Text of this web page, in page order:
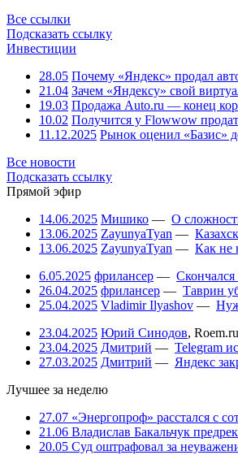
Все ссылки
Подсказать ссылку
Инвестиции
28.05 Почему «Яндекс» продал
21.04 Зачем «Яндексу» свой
19.03 Продажа Auto.ru — конец
10.02 Получится у Flowwow
11.12.2025 Рынок оценил «Базис»
Все новости
Подсказать ссылку
Прямой эфир
14.06.2025 Мишико — О
13.06.2025 ZayunyaTyan —
13.06.2025 ZayunyaTyan — Как не
6.05.2025 фрилансер —
26.04.2025 фрилансер — Таврин
25.04.2025 Vladimir Ilyashov —
23.04.2025 Юрий Синодов, Roem.ru
23.04.2025 Дмитрий — Telegram
27.03.2025 Дмитрий — Яндекс
Лучшее за неделю
27.07 «Энергопроф» расстался с
21.06 Владислав Бакальчук
20.05 Суд оштрафовал за